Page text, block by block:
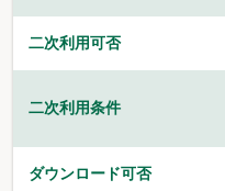
二次利用可否
二次利用条件
ダウンロード可否